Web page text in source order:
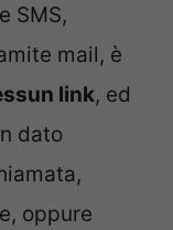
SMS,
mail, è
link, ed
dato
oppure